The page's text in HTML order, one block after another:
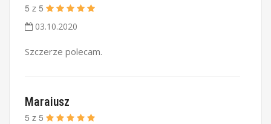
5 z 5
03.10.2020
Szczerze polecam.
Maraiusz
5 z 5